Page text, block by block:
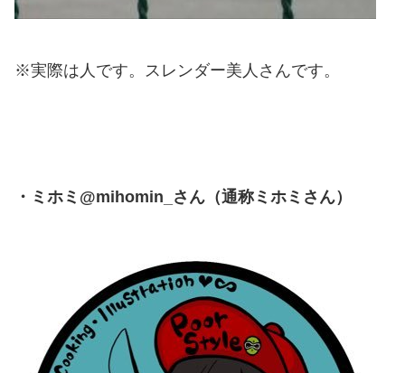
※実際は人です。スレンダー美人さんです。
・ ミホミ @mihomin_さん（通称ミホミさん）